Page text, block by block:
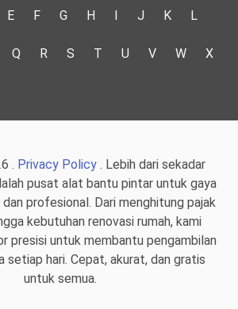
E F G H I J K L
Q R S T U V W X
. Privacy Policy. Lebih dari sekadar
pusat alat bantu pintar untuk gaya
profesional. Dari menghitung pajak
kebutuhan renovasi rumah, kami
presisi untuk membantu pengambilan
setiap hari. Cepat, akurat, dan gratis
untuk semua.